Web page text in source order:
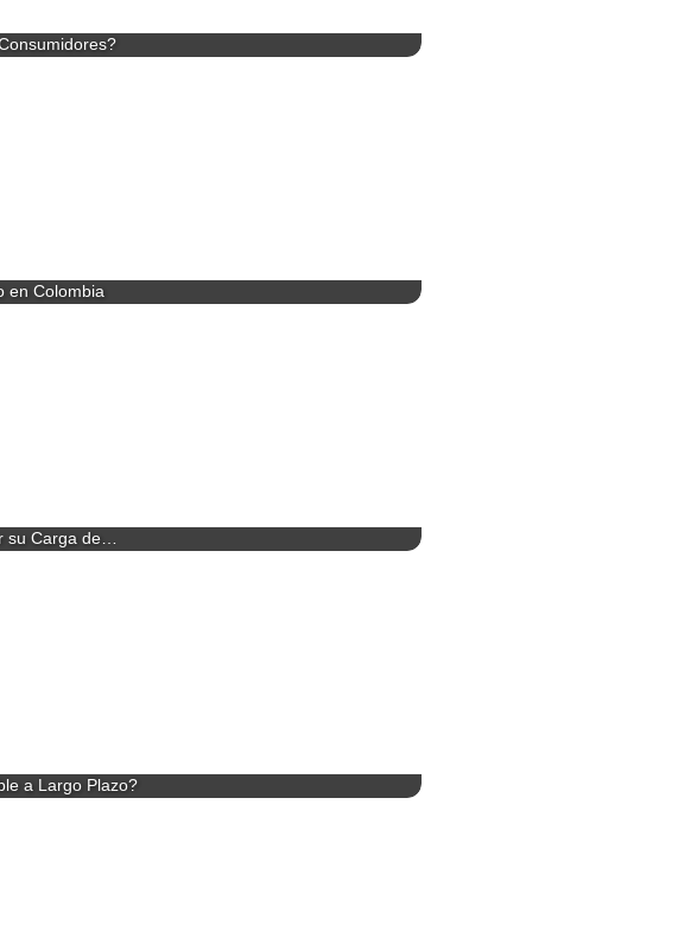
en Colombia
su Carga de…
a Largo Plazo?